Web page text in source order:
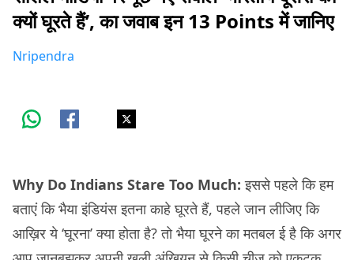
क्यों घूरते हैं’, का जवाब इन 13 Points में जानिए
Nripendra
Why Do Indians Stare Too Much:इससे पहले कि हम
बताएं कि भैया इंडियंस इतना काहे घूरते हैं, पहले जान लीजिए कि
आख़िर ये ‘घूरना’ क्या होता है? तो भैया घूरने का मतबल ई है कि अगर